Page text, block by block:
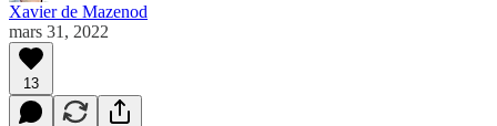
Xavier de Mazenod
mars 31, 2022
13